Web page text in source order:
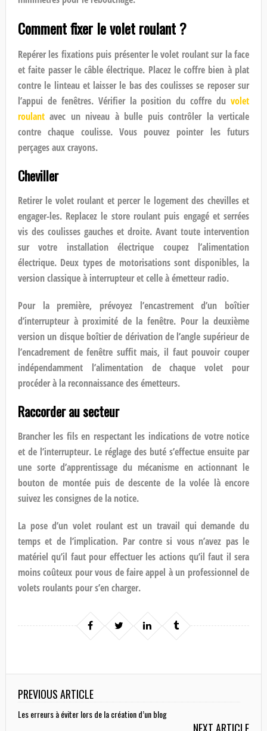
Comment fixer le volet roulant ?
Repérer les fixations puis présenter le volet roulant sur la face
et faite passer le câble électrique. Placez le coffre bien à plat
contre le linteau et laisser le bas des coulisses se reposer sur
l’appui de fenêtres. Vérifier la position du coffre duvolet
roulantavec un niveau à bulle puis contrôler la verticale
contre chaque coulisse. Vous pouvez pointer les futurs
perçages aux crayons.
Cheviller
Retirer le volet roulant et percer le logement des chevilles et
engager-les. Replacez le store roulant puis engagé et serrées
vis des coulisses gauches et droite. Avant toute intervention
sur votre installation électrique coupez l’alimentation
électrique. Deux types de motorisations sont disponibles, la
version classique à interrupteur et celle à émetteur radio.
Pour la première, prévoyez l’encastrement d’un boîtier
d’interrupteur à proximité de la fenêtre. Pour la deuxième
version un disque boîtier de dérivation de l’angle supérieur de
l’encadrement de fenêtre suffit mais, il faut pouvoir couper
indépendamment l’alimentation de chaque volet pour
procéder à la reconnaissance des émetteurs.
Raccorder au secteur
Brancher les fils en respectant les indications de votre notice
et de l’interrupteur. Le réglage des buté s’effectue ensuite par
une sorte d’apprentissage du mécanisme en actionnant le
bouton de montée puis de descente de la volée là encore
suivez les consignes de la notice.
La pose d’un volet roulant est un travail qui demande du
temps et de l’implication. Par contre si vous n’avez pas le
matériel qu’il faut pour effectuer les actions qu’il faut il sera
moins coûteux pour vous de faire appel à un professionnel de
volets roulants pour s’en charger.
PREVIOUS ARTICLE
Les erreurs à éviter lors de la création d’un blog
NEXT ARTICLE